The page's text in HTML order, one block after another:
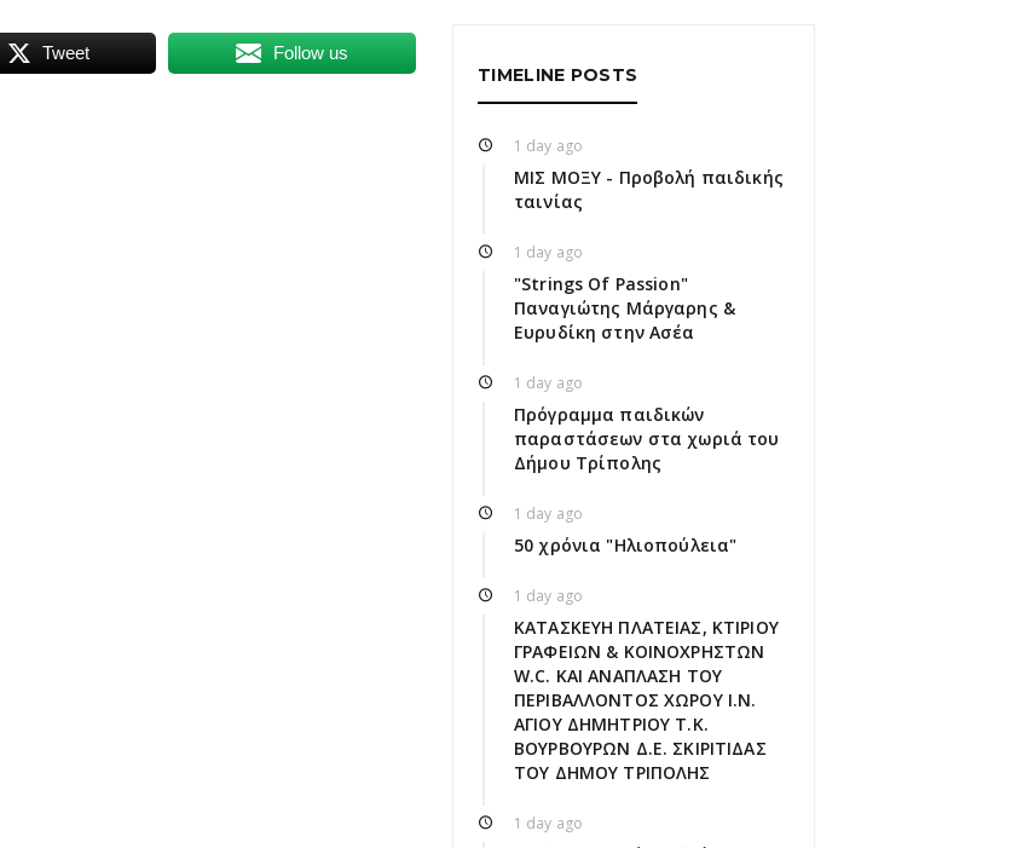
Tweet Follow us
TIMELINE POSTS
1 day ago
ΜΙΣ ΜΟΞΥ - Προβολή παιδικής
ταινίας
1 day ago
"Strings Of Passion"
Παναγιώτης Μάργαρης &
Ευρυδίκη στην Ασέα
1 day ago
Πρόγραμμα παιδικών
παραστάσεων στα χωριά του
Δήμου Τρίπολης
1 day ago
50 χρόνια "Ηλιοπούλεια"
1 day ago
ΚΑΤΑΣΚΕΥΗ ΠΛΑΤΕΙΑΣ, ΚΤΙΡΙΟΥ
ΓΡΑΦΕΙΩΝ & ΚΟΙΝΟΧΡΗΣΤΩΝ
W.C. ΚΑΙ ΑΝΑΠΛΑΣΗ ΤΟΥ
ΠΕΡΙΒΑΛΛΟΝΤΟΣ ΧΩΡΟΥ Ι.Ν.
ΑΓΙΟΥ ΔΗΜΗΤΡΙΟΥ Τ.Κ.
ΒΟΥΡΒΟΥΡΩΝ Δ.Ε. ΣΚΙΡΙΤΙΔΑΣ
ΤΟΥ ΔΗΜΟΥ ΤΡΙΠΟΛΗΣ
1 day ago